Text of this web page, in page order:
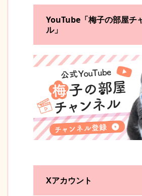
YouTube「梅子の部屋チ
ル」
Xアカウント